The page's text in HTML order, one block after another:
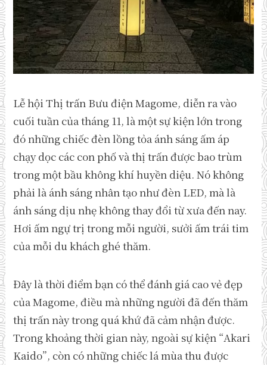
Lễ hội Thị trấn Bưu điện Magome, diễn ra vào
cuối tuần của tháng 11, là một sự kiện lớn trong
đó những chiếc đèn lồng tỏa ánh sáng ấm áp
chạy dọc các con phố và thị trấn được bao trùm
trong một bầu không khí huyền diệu. Nó không
phải là ánh sáng nhân tạo như đèn LED, mà là
ánh sáng dịu nhẹ không thay đổi từ xưa đến nay.
Hơi ấm ngự trị trong mỗi người, sưởi ấm trái tim
của mỗi du khách ghé thăm.
Đây là thời điểm bạn có thể đánh giá cao vẻ đẹp
của Magome, điều mà những người đã đến thăm
thị trấn này trong quá khứ đã cảm nhận được.
Trong khoảng thời gian này, ngoài sự kiện “Akari
Kaido”, còn có những chiếc lá mùa thu được